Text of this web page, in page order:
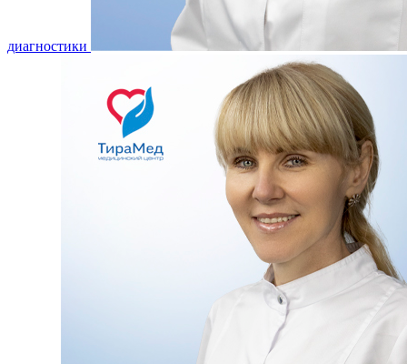
диагностики